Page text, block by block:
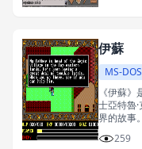
伊蘇
MS-DOS
《伊蘇
士亞特魯
界的故事。
259